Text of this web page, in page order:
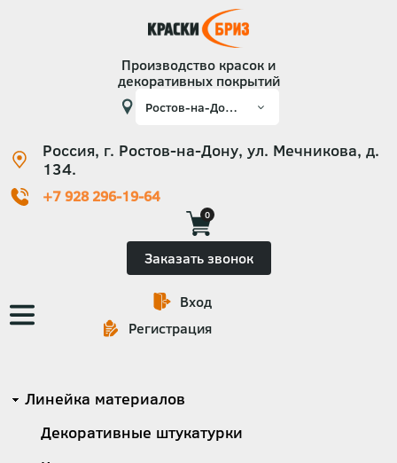
Производство красок и
декоративных покрытий
Россия, г. Ростов-на-Дону, ул. Мечникова, д.
134.
+7 928 296-19-64
0
Заказать звонок
Основная
навигация
Вход
Регистрация
Категории
Линейка материалов
Декоративные штукатурки